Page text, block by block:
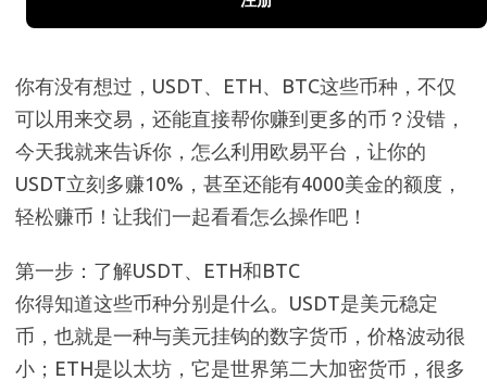
你有没有想过，USDT、ETH、BTC这些币种，不仅
可以用来交易，还能直接帮你赚到更多的币？没错，
今天我就来告诉你，怎么利用欧易平台，让你的
USDT立刻多赚10%，甚至还能有4000美金的额度，
轻松赚币！让我们一起看看怎么操作吧！
第一步：了解USDT、ETH和BTC
你得知道这些币种分别是什么。USDT是美元稳定
币，也就是一种与美元挂钩的数字货币，价格波动很
小；ETH是以太坊，它是世界第二大加密货币，很多